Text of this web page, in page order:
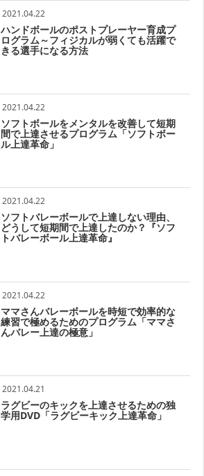
2021.04.22
ハンドボールのポストプレーヤー育成プ
ログラム～フィジカルが弱くても活躍で
きる選手になる方法
2021.04.22
ソフトボールをメンタルを改善して短期
間で上達させるプログラム「ソフトボー
ル上達革命」
2021.04.22
ソフトバレーボールで上達しない理由、
どうして短期間で上達したのか？『ソフ
トバレーボール上達革命』
2021.04.22
ママさんバレーボールを時短で効率的な
練習で極めるためのプログラム「ママさ
んバレー上達の極意」
2021.04.21
ラグビーのキックを上達させるための独
学用DVD「ラグビーキック上達革命」